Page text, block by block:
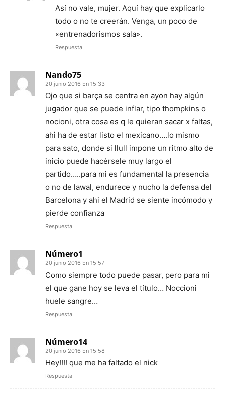
Así no vale, mujer. Aquí hay que explicarlo
todo o no te creerán. Venga, un poco de
«entrenadorismos sala».
Respuesta
Nando75
20 junio 2016 En 15:33
Ojo que si barça se centra en ayon hay algún
jugador que se puede inflar, tipo thompkins o
nocioni, otra cosa es q le quieran sacar x faltas,
ahi ha de estar listo el mexicano….lo mismo
para sato, donde si llull impone un ritmo alto de
inicio puede hacérsele muy largo el
partido…..para mi es fundamental la presencia
o no de lawal, endurece y nucho la defensa del
Barcelona y ahi el Madrid se siente incómodo y
pierde confianza
Respuesta
Número1
20 junio 2016 En 15:57
Como siempre todo puede pasar, pero para mi
el que gane hoy se leva el título… Noccioni
huele sangre…
Respuesta
Número14
20 junio 2016 En 15:58
Hey!!!! que me ha faltado el nick
Respuesta